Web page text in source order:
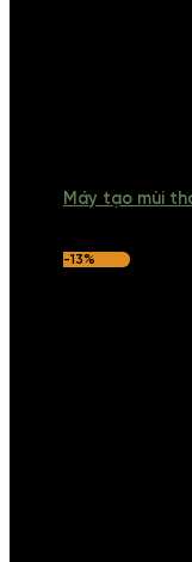
Máy tạo mùi
-13%